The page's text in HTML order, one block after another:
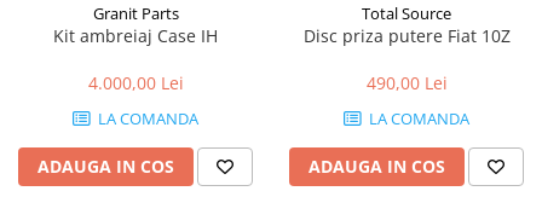
1.6.8. Echipamente & aparate de
masurare/testare
1.6.5. Întrerupătoare
1.6.6 Priza & Stechere
2.7. Roti, anvelope & jante
2.7.1. Cauciucuri
2.7.2. Camere
2.7.3. Accesorii
Granit Parts
Kit ambreiaj Case IH
4.000,00 Lei
LA COMANDA
ADAUGA IN COS
Total Source
Disc priza putere Fiat 10Z
490,00 Lei
LA COMANDA
ADAUGA IN COS